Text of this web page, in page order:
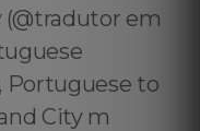
em
Portuguese to
City m